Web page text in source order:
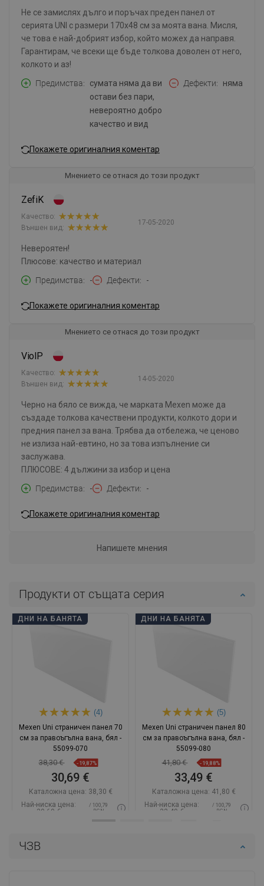
ЧЗВ
Не се замислях дълго и поръчах преден панел от
серията UNI с размери 170x48 см за моята вана. Мисля,
че това е най-добрият избор, който можех да направя.
Гарантирам, че всеки ще бъде толкова доволен от него,
колкото и аз!
Предимства
сумата няма да ви
остави без пари,
невероятно добро
качество и вид
Дефекти няма
Покажете оригиналния коментар
Мнението се отнася до този продукт
ZefiK
17-05-2020
Качество:
Външен вид:
Невероятен!
Плюсове: качество и материал
Предимства
- Дефекти -
Покажете оригиналния коментар
Мнението се отнася до този продукт
ViolP
14-05-2020
Качество:
Външен вид:
Черно на бяло се вижда, че марката Mexen може да
създаде толкова качествени продукти, колкото дори и
предния панел за вана. Трябва да отбележа, че ценово
не излиза най-евтино, но за това изпълнение си
заслужава.
ПЛЮСОВЕ: 4 дължини за избор и цена
Предимства
- Дефекти -
Покажете оригиналния коментар
Напишете мнения
Продукти от същата серия
ДНИ НА БАНЯТА
(4)
Mexen Uni страничен панел 70
см за правоъгълна вана, бял -
55099-070
38,30 € -19,87%
30,69 €
Каталожна цена: 38,30 €
Най-ниска цена:
30,69 €
/ 100,79
BGN
Добави в количката
ДНИ НА БАНЯТА
(5)
Mexen Uni страничен панел 80
см за правоъгълна вана, бял -
55099-080
41,80 € -19,88%
33,49 €
Каталожна цена: 41,80 €
Най-ниска цена:
33,49 €
/ 100,79
BGN
Добави в количката